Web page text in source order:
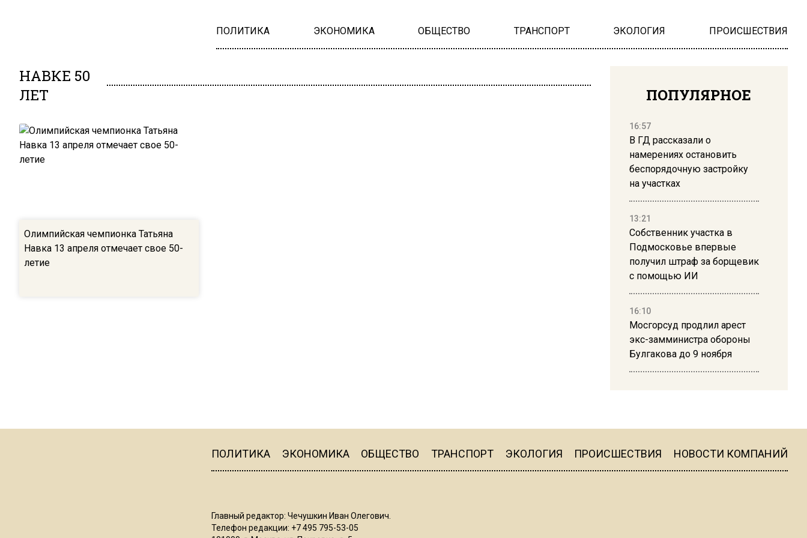
ПОЛИТИКА ЭКОНОМИКА ОБЩЕСТВО ТРАНСПОРТ ЭКОЛОГИЯ ПРОИСШЕСТВИЯ
НАВКЕ 50
ЛЕТ
Олимпийская чемпионка Татьяна
Навка 13 апреля отмечает свое 50-
летие
ПОПУЛЯРНОЕ
16:57
В ГД рассказали о
намерениях остановить
беспорядочную застройку
на участках
13:21
Собственник участка в
Подмосковье впервые
получил штраф за борщевик
с помощью ИИ
16:10
Мосгорсуд продлил арест
экс-замминистра обороны
Булгакова до 9 ноября
16:19
ПОЛИТИКА ЭКОНОМИКА ОБЩЕСТВО ТРАНСПОРТ ЭКОЛОГИЯ ПРОИСШЕСТВИЯ НОВОСТИ КОМПАНИЙ
Главный редактор: Чечушкин Иван Олегович.
Телефон редакции: +7 495 795-53-05